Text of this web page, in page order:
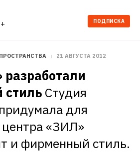
ПОДПИСКА
21 АВГУСТА 2012
Студия
для
центра «ЗИЛ»
и фирменный стиль.